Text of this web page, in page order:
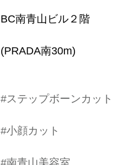
BC南青山ビル２階
(PRADA南30m)
#ステップボーンカット
#小顔カット
#南青山美容室